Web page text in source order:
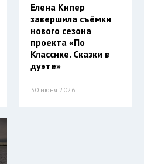
Елена Кипер
завершила съёмки
нового сезона
проекта «По
Классике. Сказки в
дуэте»
30 июня 2026